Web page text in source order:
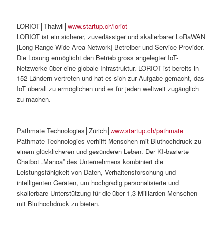
LORIOT│Thalwil│www.startup.ch/loriot
LORIOT ist ein sicherer, zuverlässiger und skalierbarer LoRaWAN
[Long Range Wide Area Network] Betreiber und Service Provider.
Die Lösung ermöglicht den Betrieb gross angelegter IoT-
Netzwerke über eine globale Infrastruktur. LORIOT ist bereits in
152 Ländern vertreten und hat es sich zur Aufgabe gemacht, das
IoT überall zu ermöglichen und es für jeden weltweit zugänglich
zu machen.
Pathmate Technologies│Zürich│www.startup.ch/pathmate
Pathmate Technologies verhilft Menschen mit Bluthochdruck zu
einem glücklicheren und gesünderen Leben. Der KI-basierte
Chatbot „Manoa‟ des Unternehmens kombiniert die
Leistungsfähigkeit von Daten, Verhaltensforschung und
intelligenten Geräten, um hochgradig personalisierte und
skalierbare Unterstützung für die über 1,3 Milliarden Menschen
mit Bluthochdruck zu bieten.